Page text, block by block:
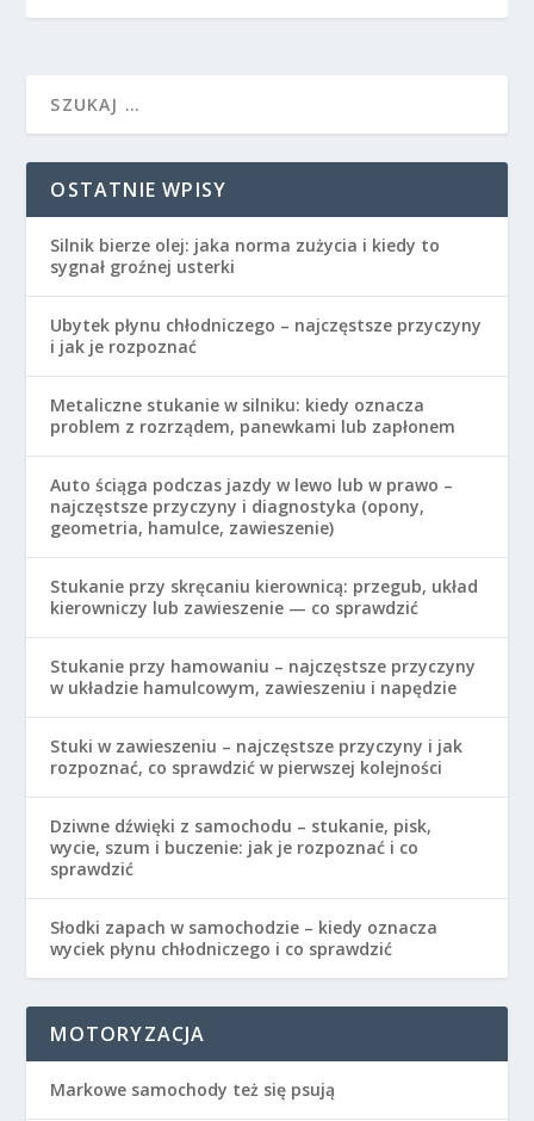
OSTATNIE WPISY
Silnik bierze olej: jaka norma zużycia i kiedy to
sygnał groźnej usterki
Ubytek płynu chłodniczego – najczęstsze przyczyny
i jak je rozpoznać
Metaliczne stukanie w silniku: kiedy oznacza
problem z rozrządem, panewkami lub zapłonem
Auto ściąga podczas jazdy w lewo lub w prawo –
najczęstsze przyczyny i diagnostyka (opony,
geometria, hamulce, zawieszenie)
Stukanie przy skręcaniu kierownicą: przegub, układ
kierowniczy lub zawieszenie — co sprawdzić
Stukanie przy hamowaniu – najczęstsze przyczyny
w układzie hamulcowym, zawieszeniu i napędzie
Stuki w zawieszeniu – najczęstsze przyczyny i jak
rozpoznać, co sprawdzić w pierwszej kolejności
Dziwne dźwięki z samochodu – stukanie, pisk,
wycie, szum i buczenie: jak je rozpoznać i co
sprawdzić
Słodki zapach w samochodzie – kiedy oznacza
wyciek płynu chłodniczego i co sprawdzić
MOTORYZACJA
Markowe samochody też się psują